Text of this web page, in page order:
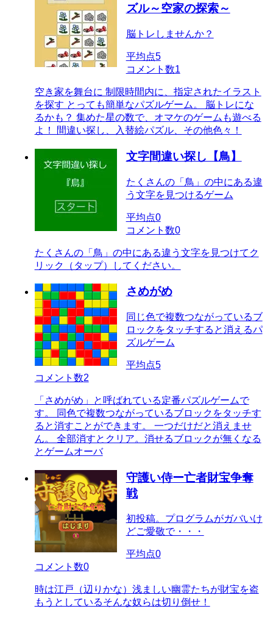
ズル～空家の探索～
脳トレしませんか？
平均点5
コメント数1
空き家を舞台に 制限時間内に、指定されたイラスト
を探す とっても簡単なパズルゲーム。 脳トレにな
るかも？ 集めた星の数で、オマケのゲームも遊べる
よ！ 間違い探し、入替絵パズル、その他色々！
文字間違い探し【鳥】
たくさんの「鳥」の中にある違
う文字を見つけるゲーム
平均点0
コメント数0
たくさんの「鳥」の中にある違う文字を見つけてク
リック（タップ）してください。
さめがめ
同じ色で複数つながっているブ
ロックをタッチすると消えるパ
ズルゲーム
平均点5
コメント数2
「さめがめ」と呼ばれている定番パズルゲームで
す。 同色で複数つながっているブロックをタッチす
ると消すことができます。 一つだけだと消えませ
ん。 全部消すとクリア。消せるブロックが無くなる
とゲームオーバ
守護い侍ー亡者財宝争奪
戦
初投稿。プログラムがガバいけ
どご愛敬で・・・
平均点0
コメント数0
時は江戸（辺りかな）浅ましい幽霊たちが財宝を盗
もうとしているそんな奴らは切り倒せ！